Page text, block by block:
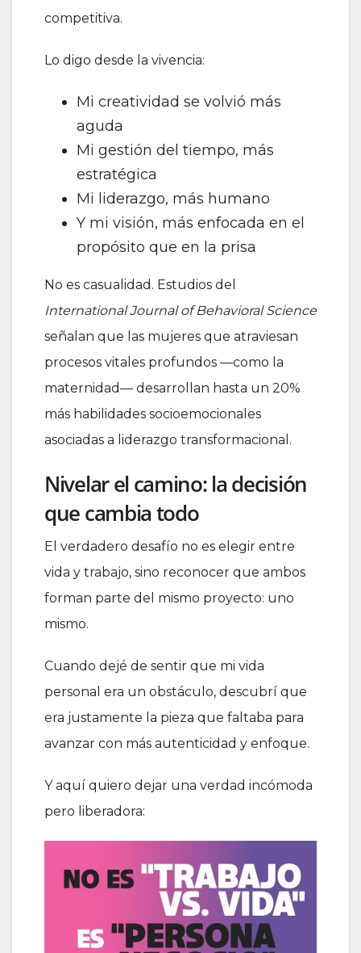
competitiva.
Lo digo desde la vivencia:
Mi creatividad se volvió más
aguda
Mi gestión del tiempo, más
estratégica
Mi liderazgo, más humano
Y mi visión, más enfocada en el
propósito que en la prisa
No es casualidad. Estudios del
International Journal of Behavioral Science
señalan que las mujeres que atraviesan
procesos vitales profundos —como la
maternidad— desarrollan hasta un 20%
más habilidades socioemocionales
asociadas a liderazgo transformacional.
Nivelar el camino: la decisión
que cambia todo
El verdadero desafío no es elegir entre
vida y trabajo, sino reconocer que ambos
forman parte del mismo proyecto: uno
mismo.
Cuando dejé de sentir que mi vida
personal era un obstáculo, descubrí que
era justamente la pieza que faltaba para
avanzar con más autenticidad y enfoque.
Y aquí quiero dejar una verdad incómoda
pero liberadora: